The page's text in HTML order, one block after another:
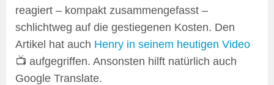
reagiert – kompakt zusammengefasst –
schlichtweg auf die gestiegenen Kosten. Den
Artikel hat auch Henry in seinem heutigen Video
📺 aufgegriffen. Ansonsten hilft natürlich auch
Google Translate.